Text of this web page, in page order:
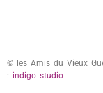
© les Amis du Vieux
: indigo studio